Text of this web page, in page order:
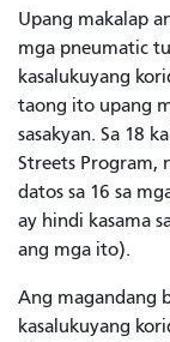
Upang makalap
mga pneumatic
kasalukuyang
taong ito upang
sasakyan. Sa 18
Streets Program,
datos sa 16 sa
ay hindi kasama
ang mga ito).
Ang magandang
kasalukuyang